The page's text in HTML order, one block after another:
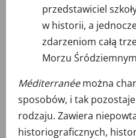
przedstawiciel
w historii, a
zdarzeniom całą
Morzu Śródziemnym
Méditerranéemożna
sposobów, i tak
rodzaju. Zawiera
historiograficznych,